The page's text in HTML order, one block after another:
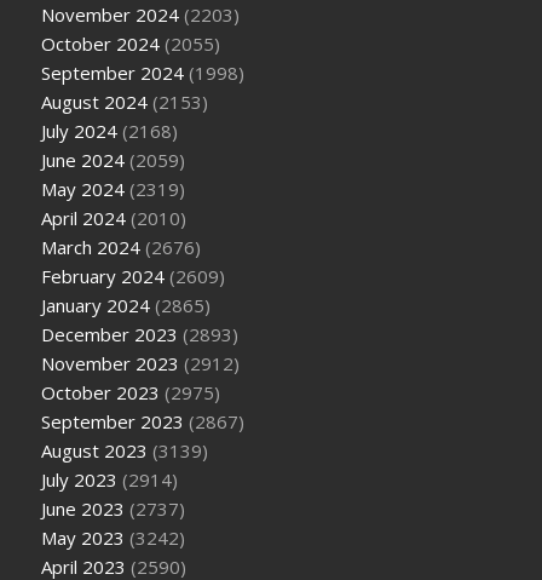
November 2024 (2203)
October 2024 (2055)
September 2024 (1998)
August 2024 (2153)
July 2024 (2168)
June 2024 (2059)
May 2024 (2319)
April 2024 (2010)
March 2024 (2676)
February 2024 (2609)
January 2024 (2865)
December 2023 (2893)
November 2023 (2912)
October 2023 (2975)
September 2023 (2867)
August 2023 (3139)
July 2023 (2914)
June 2023 (2737)
May 2023 (3242)
April 2023 (2590)